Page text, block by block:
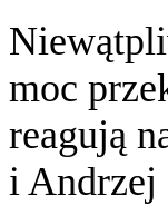
moc
reagują
i Andrzej